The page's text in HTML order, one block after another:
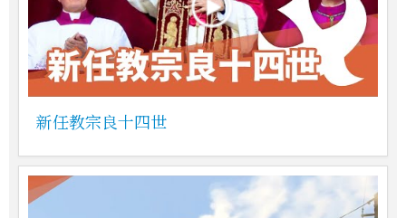
新任教宗良十四世